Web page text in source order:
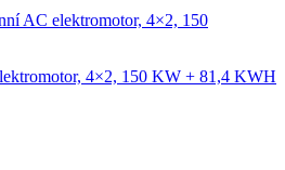
4×2, 150 KW + 81,4 KWH